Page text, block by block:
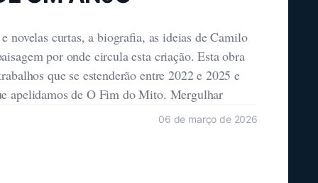
novelas curtas, a biografia, as ideias de Camilo
por onde circula esta criação. Esta obra
que se estenderão entre 2022 e 2025 e
apelidamos de O Fim do Mito. Mergulhar
06 de março de 2026